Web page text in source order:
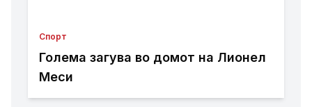
Спорт
Голема загува во домот на Лионел
Меси